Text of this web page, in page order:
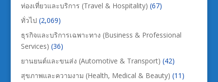
ท่องเที่ยวและบริการ (Travel & Hospitality) (67)
ทั่วไป (2,069)
ธุรกิจและบริการเฉพาะทาง (Business & Professional
Services) (36)
ยานยนต์และขนส่ง (Automotive & Transport) (42)
สุขภาพและความงาม (Health, Medical & Beauty) (11)